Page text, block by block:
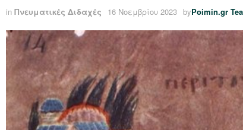
in Πνευματικές Διδαχές 16 Νοεμβρίου 2023 byPoimin.gr